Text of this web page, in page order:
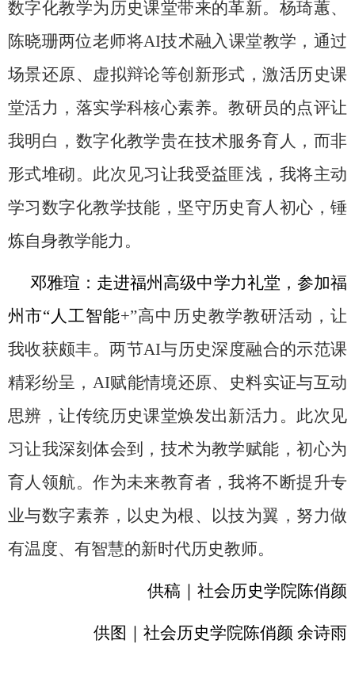
数字化教学为历史课堂带来的革新。杨琦蕙、
陈晓珊两位老师将AI技术融入课堂教学，通过
场景还原、虚拟辩论等创新形式，激活历史课
堂活力，落实学科核心素养。教研员的点评让
我明白，数字化教学贵在技术服务育人，而非
形式堆砌。此次见习让我受益匪浅，我将主动
学习数字化教学技能，坚守历史育人初心，锤
炼自身教学能力。
邓雅瑄：走进福州高级中学力礼堂，参加福
州市“人工智能+”高中历史教学教研活动，让
我收获颇丰。两节AI与历史深度融合的示范课
精彩纷呈， AI赋能情境还原、史料实证与互动
思辨，让传统历史课堂焕发出新活力。此次见
习让我深刻体会到，技术为教学赋能，初心为
育人领航。作为未来教育者，我将不断提升专
业与数字素养，以史为根、以技为翼，努力做
有温度、有智慧的新时代历史教师。
供稿｜社会历史学院陈俏颜
供图｜社会历史学院陈俏颜 余诗雨